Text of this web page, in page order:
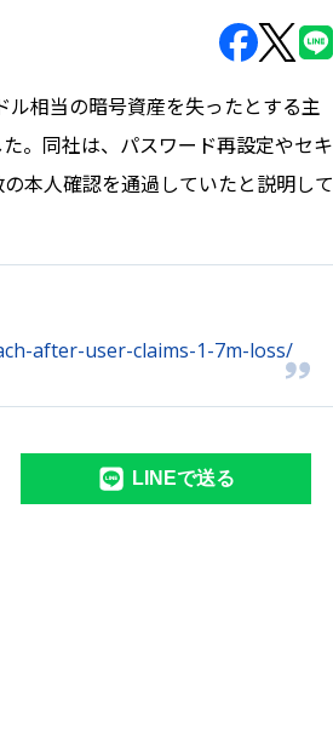
相当の暗号資産を失ったとする主
。同社は、パスワード再設定やセキ
本人確認を通過していたと説明して
after-user-claims-1-7m-loss/
LINEで送る